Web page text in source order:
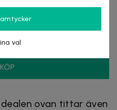
5238
KÖP
ovan tittar även
val